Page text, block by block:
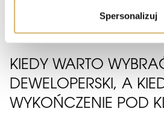
Spersonalizuj
bardziej uporządkowany i
KIEDY WARTO
DEWELOPERSKI, A
WYKOŃCZENIE POD